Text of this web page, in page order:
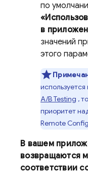
по
в
значений
этого
A/B Testing ,
приоритет
Remote Config
В вашем
возвращаются
соответствии